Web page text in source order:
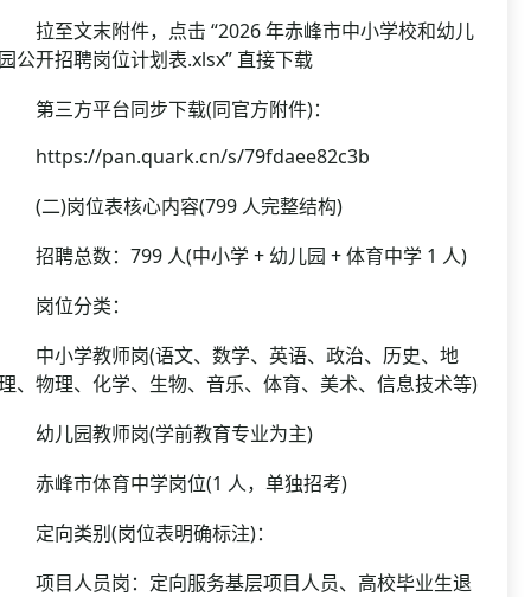
至文末附件，点击 “2026 年赤峰市中小学校和幼儿
公开招聘岗位计划表.xlsx” 直接下载
三方平台同步下载(同官方附件)：
pan.quark.cn/s/79fdaee82c3b
二)岗位表核心内容(799 人完整结构)
聘总数：799 人(中小学 + 幼儿园 + 体育中学 1 人)
位分类：
小学教师岗(语文、数学、英语、政治、历史、地
、物理、化学、生物、音乐、体育、美术、信息技术等)
儿园教师岗(学前教育专业为主)
峰市体育中学岗位(1 人，单独招考)
向类别(岗位表明确标注)：
目人员岗：定向服务基层项目人员、高校毕业生退